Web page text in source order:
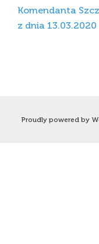
Komendanta
z dnia 13.03.2020
Proudly powered by